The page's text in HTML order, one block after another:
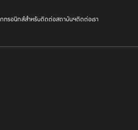
กทรอนิกส์สำหรับติดต่อสถาบันฯติดต่อเรา